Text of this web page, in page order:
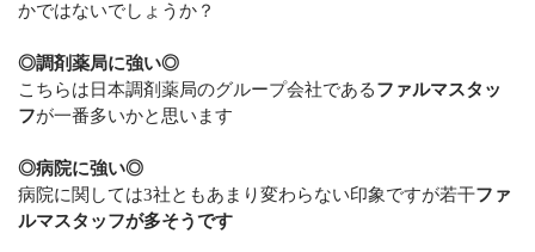
かではないでしょうか？
◎調剤薬局に強い◎
こちらは日本調剤薬局のグループ会社であるファルマスタッ
フが一番多いかと思います
◎病院に強い◎
病院に関しては3社ともあまり変わらない印象ですが若干ファ
ルマスタッフが多そうです